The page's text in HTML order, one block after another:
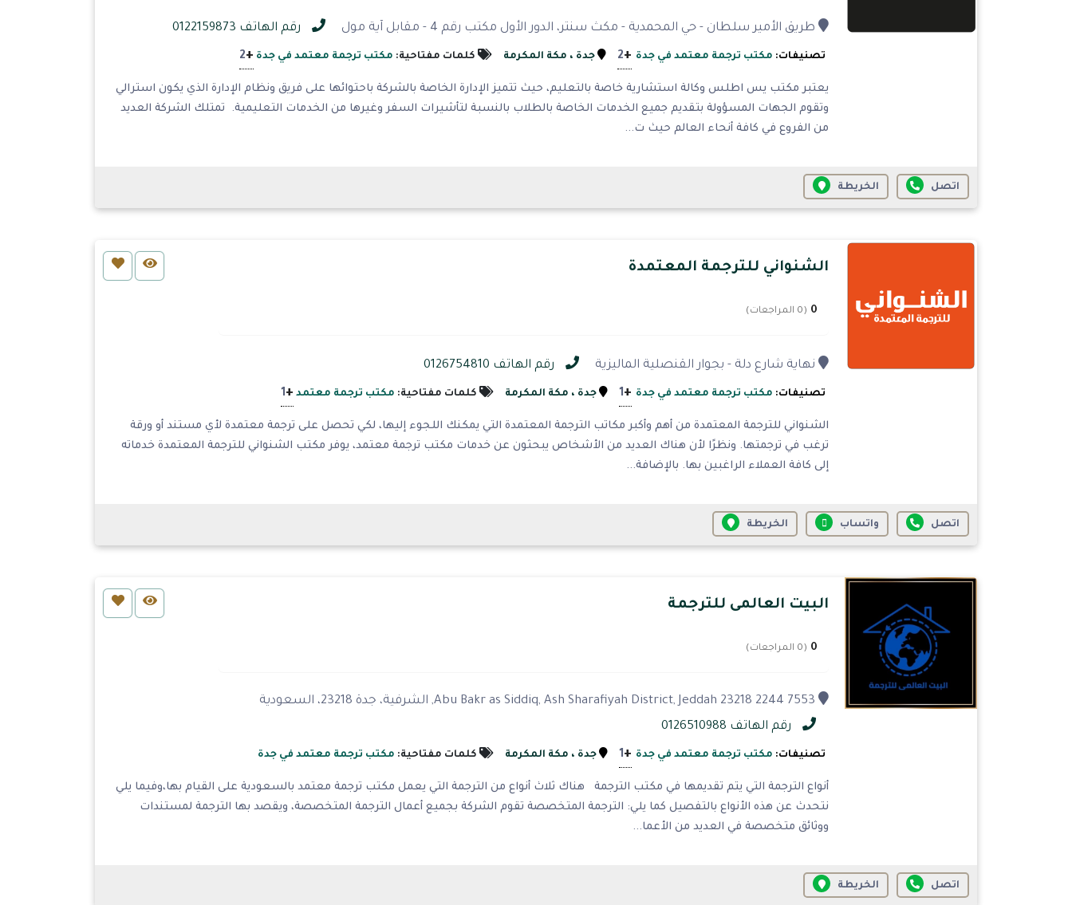
طريق الأمير سلطان - حي المحمدية - مكث سنتر، الدور الأول مكتب رقم 4 - مقابل آية مول رقم الهاتف 0122159873
تصنيفات: مكتب ترجمة معتمد في جدة +
2 جدة ، مكة المكرمة كلمات مفتاحية: مكتب ترجمة معتمد في جدة +
2
يعتبر مكتب يس اطلس وكالة استشارية خاصة بالتعليم، حيث تتميز الإدارة الخاصة بالشركة باحتوائها على فريق ونظام الإدارة الذي يكون استرالي
وتقوم الجهات المسؤولة بتقديم جميع الخدمات الخاصة بالطلاب بالنسبة لتأشيرات السفر وغيرها من الخدمات التعليمية. تمتلك الشركة العديد
من الفروع في كافة أنحاء العالم حيث ت...
اتصل الخريطة
الشنواني للترجمة المعتمدة
0 (0 المراجعات)
نهاية شارع دلة - بجوار القنصلية الماليزية رقم الهاتف 0126754810
تصنيفات: مكتب ترجمة معتمد في جدة +
1 جدة ، مكة المكرمة كلمات مفتاحية: مكتب ترجمة معتمد +
1
الشنواني للترجمة المعتمدة من أهم وأكبر مكاتب الترجمة المعتمدة التي يمكنك اللجوء إليها، لكي تحصل على ترجمة معتمدة لأي مستند أو ورقة
ترغب في ترجمتها. ونظرًا لأن هناك العديد من الأشخاص يبحثون عن خدمات مكتب ترجمة معتمد، يوفر مكتب الشنواني للترجمة المعتمدة خدماته
إلى كافة العملاء الراغبين بها. بالإضافة...
اتصل واتساب الخريطة
البيت العالمى للترجمة
0 (0 المراجعات)
7553 Abu Bakr as Siddiq, Ash Sharafiyah District, Jeddah 23218 2244, الشرفية، جدة 23218، السعودية
رقم الهاتف 0126510988
تصنيفات: مكتب ترجمة معتمد في جدة +
1 جدة ، مكة المكرمة كلمات مفتاحية: مكتب ترجمة معتمد في جدة
أنواع الترجمة التي يتم تقديمها في مكتب الترجمة هناك ثلاث أنواع من الترجمة التي يعمل مكتب ترجمة معتمد بالسعودية على القيام بها،وفيما يلي
نتحدث عن هذه الأنواع بالتفصيل كما يلي: الترجمة المتخصصة تقوم الشركة بجميع أعمال الترجمة المتخصصة، ويقصد بها الترجمة لمستندات
ووثائق متخصصة في العديد من الأعما...
اتصل الخريطة